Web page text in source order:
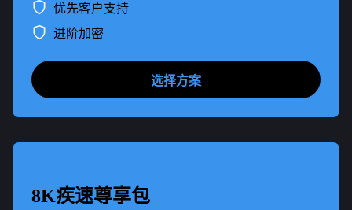
优先客户支持
进阶加密
选择方案
8K疾速尊享包